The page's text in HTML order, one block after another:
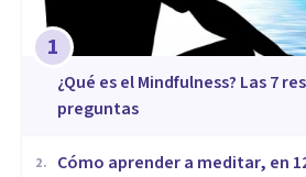
1
¿Qué es el Mindfulness? Las 7
preguntas
2. Cómo aprender a meditar, en